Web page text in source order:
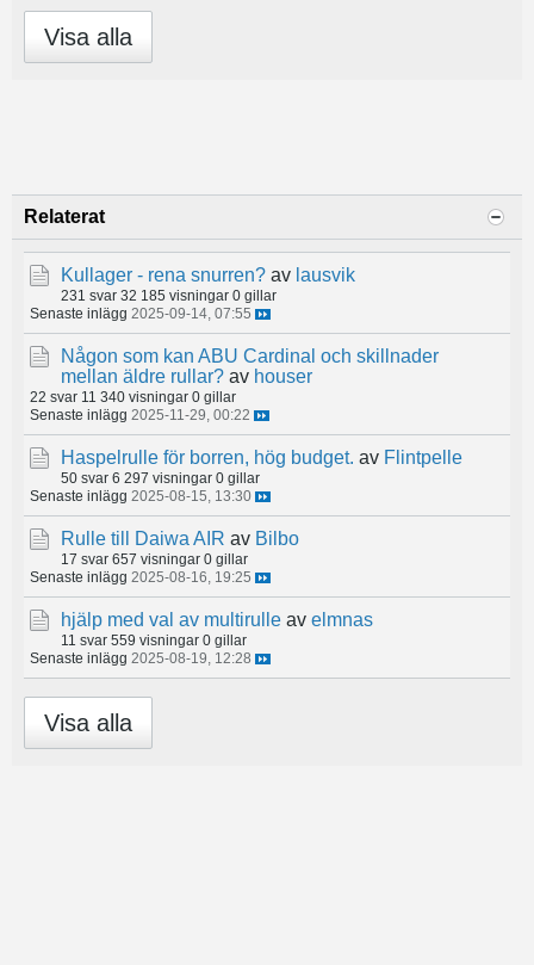
Visa alla
Relaterat
Kullager - rena snurren? av lausvik
231 svar 32 185 visningar 0 gillar
Senaste inlägg 2025-09-14, 07:55
Någon som kan ABU Cardinal och skillnader
mellan äldre rullar? av houser
22 svar 11 340 visningar 0 gillar
Senaste inlägg 2025-11-29, 00:22
Haspelrulle för borren, hög budget. av Flintpelle
50 svar 6 297 visningar 0 gillar
Senaste inlägg 2025-08-15, 13:30
Rulle till Daiwa AIR av Bilbo
17 svar 657 visningar 0 gillar
Senaste inlägg 2025-08-16, 19:25
hjälp med val av multirulle av elmnas
11 svar 559 visningar 0 gillar
Senaste inlägg 2025-08-19, 12:28
Visa alla